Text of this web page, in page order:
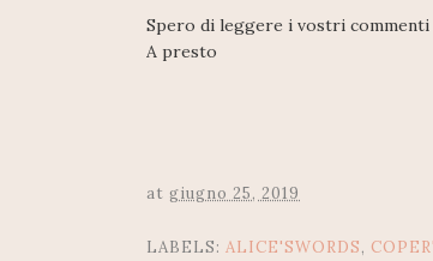
Spero di leggere i vostri
A presto
at giugno 25, 2019
LABELS: ALICE'SWORDS,